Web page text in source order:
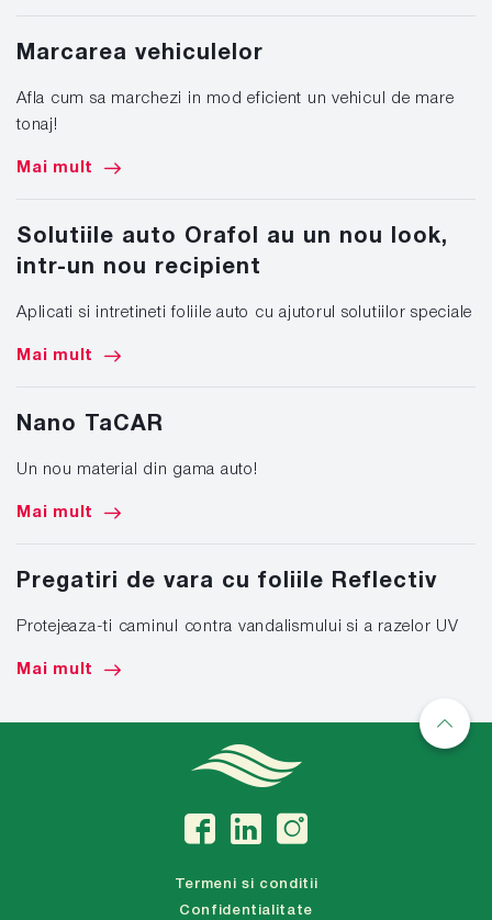
Marcarea vehiculelor
Afla cum sa marchezi in mod eficient un vehicul de mare
tonaj!
Mai mult
Solutiile auto Orafol au un nou look,
intr-un nou recipient
Aplicati si intretineti foliile auto cu ajutorul solutiilor speciale
Mai mult
Nano TaCAR
Un nou material din gama auto!
Mai mult
Pregatiri de vara cu foliile Reflectiv
Protejeaza-ti caminul contra vandalismului si a razelor UV
Mai mult
Termeni si conditii
Confidentialitate